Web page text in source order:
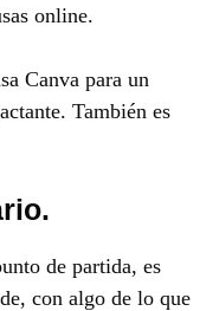
online.
Canva para un
También es
de partida, es
con algo de lo que